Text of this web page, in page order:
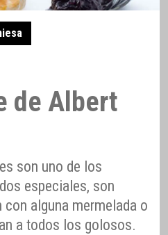
de Albert
son uno de los
especiales, son
alguna mermelada o
a todos los golosos.